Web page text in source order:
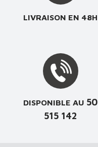
LIVRAISON EN 48H
DISPONIBLE AU 50
515 142